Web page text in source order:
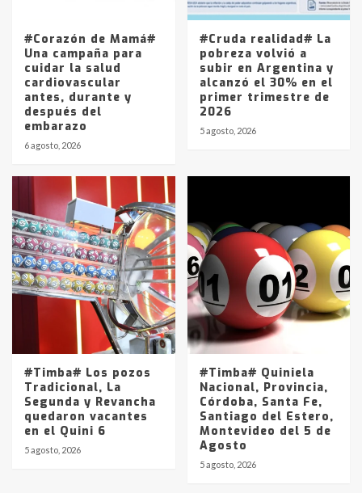
entre 857 a 1338 pesos
#Corazón de Mamá#
Una campaña para
cuidar la salud
cardiovascular
antes, durante y
después del
embarazo
6 agosto, 2026
#Cruda realidad# La
pobreza volvió a
subir en Argentina y
alcanzó el 30% en el
primer trimestre de
2026
5 agosto, 2026
#Timba# Los pozos
Tradicional, La
Segunda y Revancha
quedaron vacantes
en el Quini 6
5 agosto, 2026
#Timba# Quiniela
Nacional, Provincia,
Córdoba, Santa Fe,
Santiago del Estero,
Montevideo del 5 de
Agosto
5 agosto, 2026